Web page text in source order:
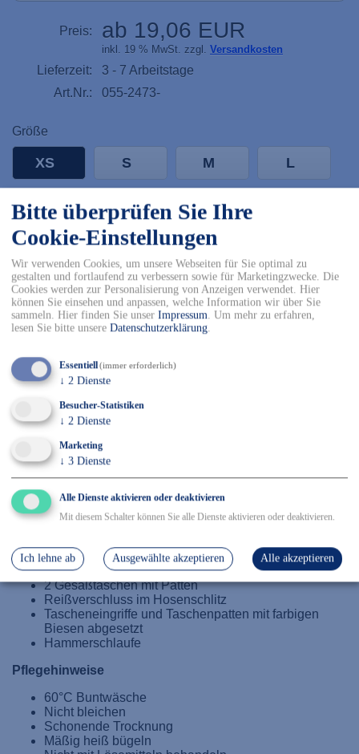
Bitte überprüfen Sie Ihre
Cookie-Einstellungen
Wir verwenden Cookies, um unsere Webseiten für Sie optimal zu
gestalten und fortlaufend zu verbessern sowie für Marketingzwecke. Die
Cookies werden zur Personalisierung von Anzeigen verwendet. Hier
können Sie einsehen und anpassen, welche Information wir über Sie
sammeln. Hier finden Sie unser Impressum. Um mehr zu erfahren,
lesen Sie bitte unsere Datenschutzerklärung.
Essentiell(immer erforderlich)
↓ 2 Dienste
Besucher-Statistiken
↓ 2 Dienste
Marketing
↓ 3 Dienste
Alle Dienste aktivieren oder deaktivieren
Mit diesem Schalter können Sie alle Dienste aktivieren oder deaktivieren.
Ich lehne ab Ausgewählte akzeptieren Alle akzeptieren
Preis: ab 19,06 EUR
inkl. 19 % MwSt. zzgl. Versandkosten
Lieferzeit:
3 - 7 Arbeitstage
Art.Nr.:
055-2473-
Größe
XS S M L
XL 2XL 3XL
In den Warenkorb
✓ Kostenfreier Versand innerhalb DE ab 150€
✓ Kostenfreier Rückversand
✓ Sicher Einkaufen & Bezahlen
Details
65 % Polyester / 35 % Baumwolle, Größe: XS-4XL
2 eingesetzte Beuteltaschen
doppelte Maßstabtasche
Handytasche
Gummizug im Bund
2 Gesäßtaschen mit Patten
Reißverschluss im Hosenschlitz
Tascheneingriffe und Taschenpatten mit farbigen
Biesen abgesetzt
Hammerschlaufe
Pflegehinweise
60°C Buntwäsche
Nicht bleichen
Schonende Trocknung
Mäßig heiß bügeln